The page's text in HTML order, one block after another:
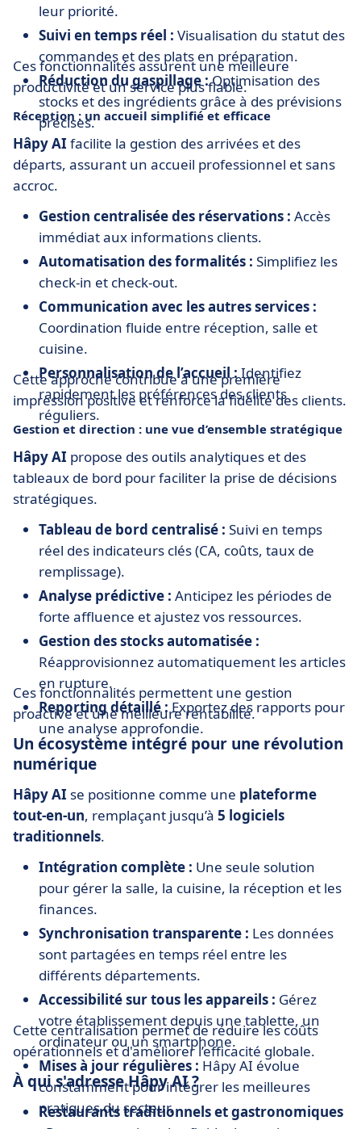
leur priorité.
Suivi en temps réel : Visualisation du statut des
commandes et des plats en préparation.
Réduction du gaspillage :Optimisation des
stocks et des ingrédients grâce à des prévisions
précises.
Ces fonctionnalités assurent une meilleure
productivité et un service plus fiable.
Réception : un accueil simplifié et efficace
Hâpy AI facilite la gestion des arrivées et des
départs, assurant un accueil professionnel et sans
accroc.
Gestion centralisée des réservations : Accès
immédiat aux informations clients.
Automatisation des formalités : Simplifiez les
check-in et check-out.
Communication avec les autres services :
Coordination fluide entre réception, salle et
cuisine.
Personnalisation de l’accueil :Identifiez
rapidement les préférences des clients
réguliers.
Cette approche contribue à une première
impression positive et renforce la fidélité des clients.
Gestion et direction : une vue d’ensemble stratégique
Hâpy AI propose des outils analytiques et des
tableaux de bord pour faciliter la prise de décisions
stratégiques.
Tableau de bord centralisé : Suivi en temps
réel des indicateurs clés (CA, coûts, taux de
remplissage).
Analyse prédictive : Anticipez les périodes de
forte affluence et ajustez vos ressources.
Gestion des stocks automatisée :
Réapprovisionnez automatiquement les articles
en rupture.
Reporting détaillé :Exportez des rapports pour
une analyse approfondie.
Ces fonctionnalités permettent une gestion
proactive et une meilleure rentabilité.
Un écosystème intégré pour une révolution
numérique
Hâpy AI se positionne comme une plateforme
tout-en-un, remplaçant jusqu’à 5 logiciels
traditionnels.
Intégration complète : Une seule solution
pour gérer la salle, la cuisine, la réception et les
finances.
Synchronisation transparente : Les données
sont partagées en temps réel entre les
différents départements.
Accessibilité sur tous les appareils : Gérez
votre établissement depuis une tablette, un
ordinateur ou un smartphone.
Mises à jour régulières : Hâpy AI évolue
constamment pour intégrer les meilleures
pratiques du secteur.
Cette centralisation permet de réduire les coûts
opérationnels et d'améliorer l’efficacité globale.
À qui s'adresse Hâpy AI ?
Restaurants traditionnels et gastronomiques